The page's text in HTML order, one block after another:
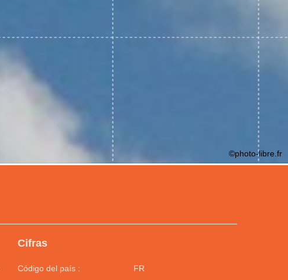
Cifras
Código del país : FR
©photo-libre.fr